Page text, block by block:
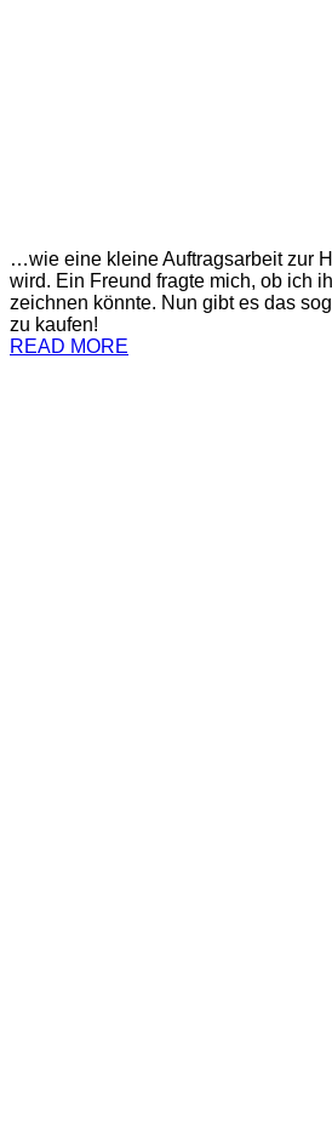
…wie eine kleine Auftragsarbeit zur
wird. Ein Freund fragte mich, ob ich
zeichnen könnte. Nun gibt es das
zu kaufen!
READ MORE